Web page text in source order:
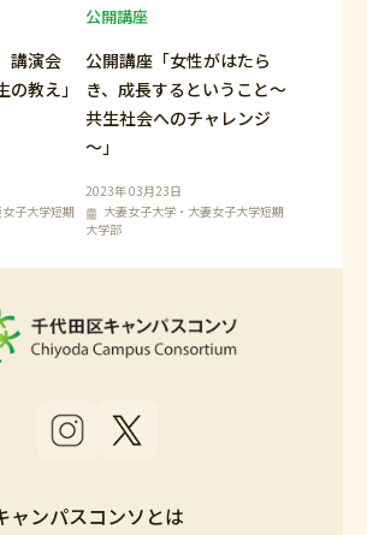
講演会
の教え」
子大学短期
公開講座
公開講座「女性がはたら
き、成長するということ～
共生社会へのチャレンジ
～」
2023年 03月23日
大妻女子大学・大妻女子大学短期
大学部
ャンパスコンソとは